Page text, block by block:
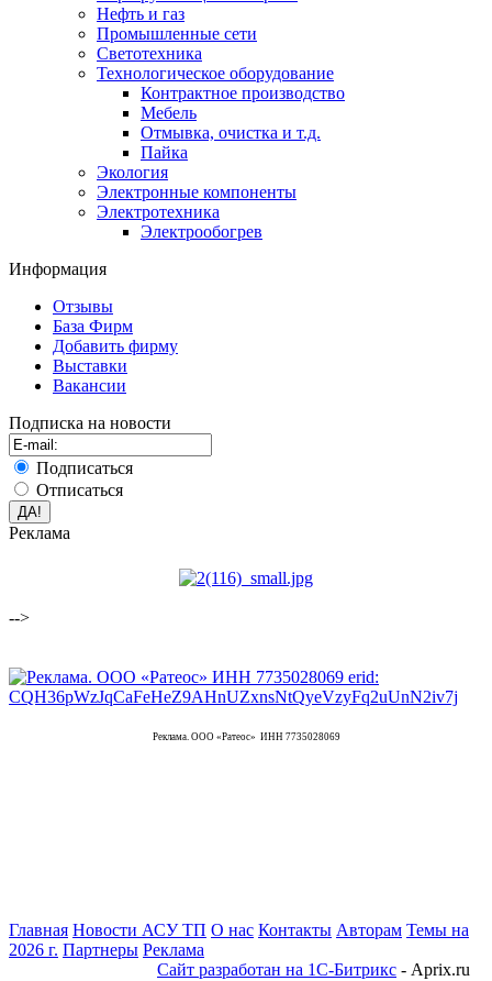
Нефть и газ
Промышленные сети
Светотехника
Технологическое оборудование
Контрактное производство
Мебель
Отмывка, очистка и т.д.
Пайка
Экология
Электронные компоненты
Электротехника
Электрообогрев
Информация
Отзывы
База Фирм
Добавить фирму
Выставки
Вакансии
Подписка на новости
Подписаться
Отписаться
Реклама
-->
Реклама. ООО «Ратеос» ИНН 7735028069
Главная Новости АСУ ТП О нас Контакты Авторам Темы на
2026 г. Партнеры Реклама
Сайт разработан на 1С-Битрикс - Aprix.ru